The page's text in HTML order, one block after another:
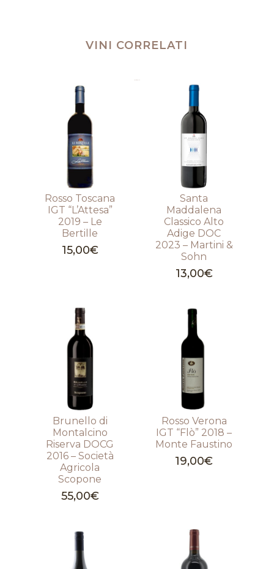
VINI CORRELATI
Rosso Toscana
IGT “L’Attesa”
2019 – Le
Bertille
15,00€
Santa
Maddalena
Classico Alto
Adige DOC
2023 – Martini &
Sohn
13,00€
Brunello di
Montalcino
Riserva DOCG
2016 – Società
Agricola
Scopone
55,00€
Rosso Verona
IGT “Flò” 2018 –
Monte Faustino
19,00€